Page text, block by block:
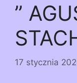
”
17 stycznia